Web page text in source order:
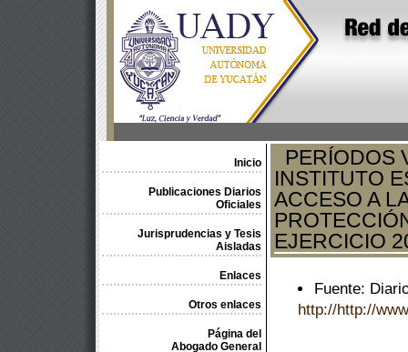
Inicio
Publicaciones Diarios
Oficiales
Jurisprudencias y Tesis
Aisladas
Enlaces
Otros enlaces
Página del
Abogado General
PERÍODOS
INSTITUTO
ACCESO A
EJERCICIO
Fuente:
http://http://